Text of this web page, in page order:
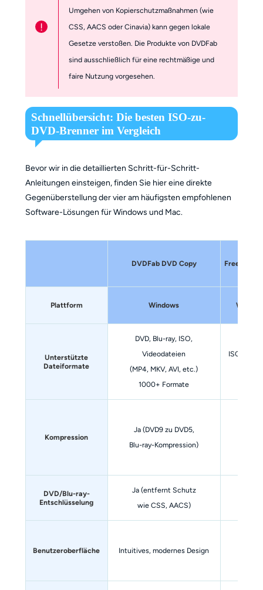
!
Umgehen von Kopierschutzmaßnahmen (wie
CSS, AACS oder Cinavia) kann gegen lokale
Gesetze verstoßen. Die Produkte von DVDFab
sind ausschließlich für eine rechtmäßige und
faire Nutzung vorgesehen.
Schnellübersicht: Die besten ISO-zu-
DVD-Brenner im Vergleich
Bevor wir in die detaillierten Schritt-für-Schritt-
Anleitungen einsteigen, finden Sie hier eine direkte
Gegenüberstellung der vier am häufigsten empfohlenen
Software-Lösungen für Windows und Mac.
DVDFab DVD Copy Free ISO
Plattform Windows
Unterstützte
Dateiformate
DVD, Blu-ray, ISO,
Videodateien
(MP4, MKV, AVI, etc.)
1000+ Formate
ISO, CD,
Kompression
Ja (DVD9 zu DVD5,
Blu-ray-Kompression)
DVD/Blu-ray-
Entschlüsselung
Ja (entfernt Schutz
wie CSS, AACS)
Benutzeroberfläche Intuitives, modernes Design